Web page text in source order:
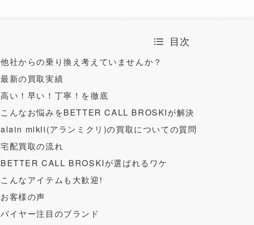
目次
他社からの乗り換え考えていませんか？
最新の買取実績
高い！早い！丁寧！を徹底
こんなお悩みをBETTER CALL BROSKIが解決
alain mikli(アランミクリ)の買取についての質問
宅配買取の流れ
BETTER CALL BROSKIが選ばれるワケ
こんなアイテムも大歓迎!
お客様の声
バイヤー注目のブランド